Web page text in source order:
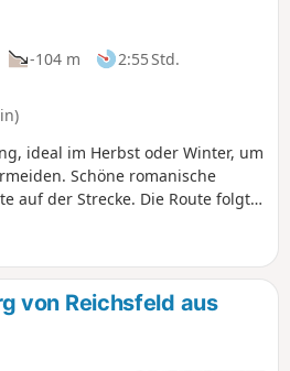
-104 m
2:55 Std.
ideal im Herbst oder Winter, um
Schöne romanische
auf der Strecke. Die Route folgt
von Reichsfeld aus